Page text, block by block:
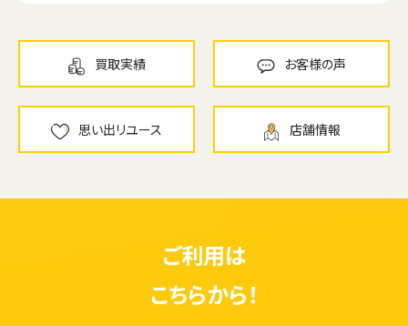
買取実績 お客様の声
思い出リユース 店舗情報
ご利用は
こちらから！